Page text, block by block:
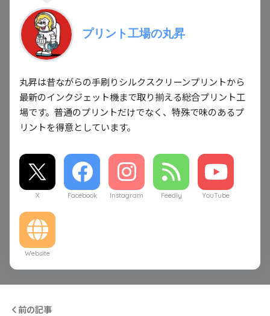
プリント工場の丸昇
丸昇は昔ながらの手刷りシルクスクリーンプリントから
最新のインクジェット機まで取り揃える総合プリント工
場です。普通のプリントだけでなく、特殊で味のあるプ
リントを得意としています。
X Facebook Instagram Feedly YouTube
Website
前の記事